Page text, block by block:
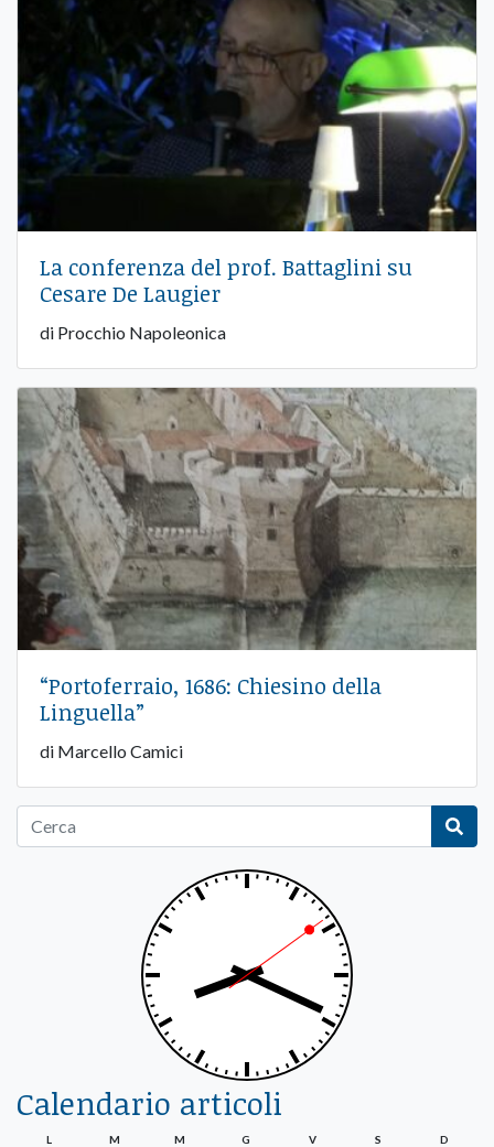
La conferenza del prof. Battaglini su
Cesare De Laugier
di Procchio Napoleonica
“Portoferraio, 1686: Chiesino della
Linguella”
di Marcello Camici
Calendario articoli
L M M G V S D